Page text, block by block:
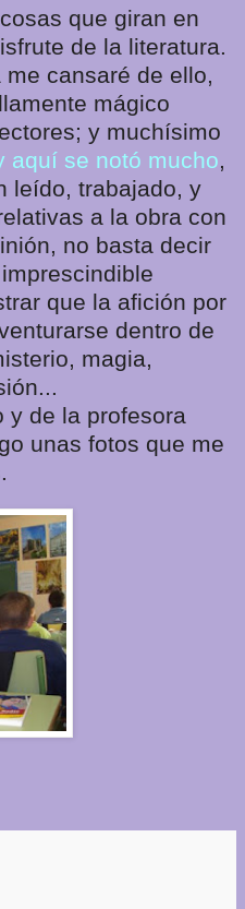
que giran en
de la literatura.
cansaré de ello,
mágico
y muchísimo
aquí se notó mucho
leído, trabajado, y
a la obra con
no basta decir
que la afición por
dentro de
magia,
y de la profesora
unas fotos que me